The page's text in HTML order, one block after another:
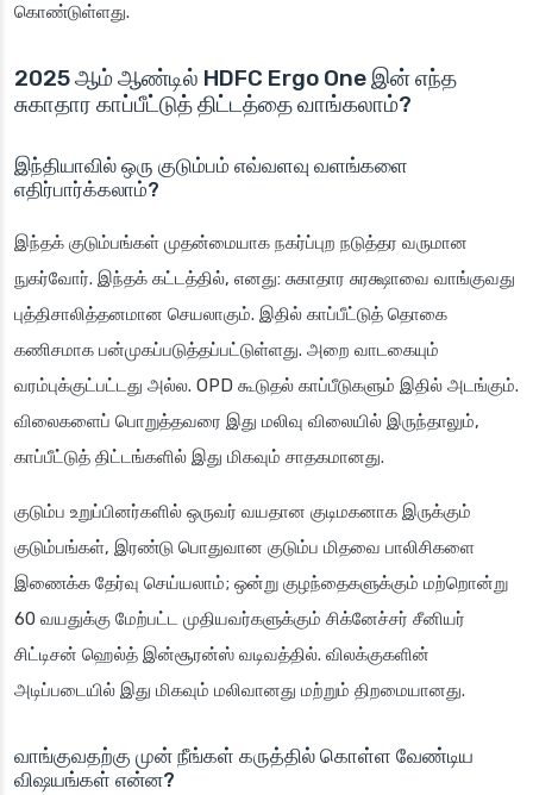
கொண்டுள்ளது.
2025 ஆம் ஆண்டில் HDFC Ergo One இன் எந்த
சுகாதார காப்பீட்டுத் திட்டத்தை வாங்கலாம்?
இந்தியாவில் ஒரு குடும்பம் எவ்வளவு வளங்களை
எதிர்பார்க்கலாம்?
இந்தக் குடும்பங்கள் முதன்மையாக நகர்ப்புற நடுத்தர வருமான
நுகர்வோர். இந்தக் கட்டத்தில், எனது: சுகாதார சுரக்ஷாவை வாங்குவது
புத்திசாலித்தனமான செயலாகும். இதில் காப்பீட்டுத் தொகை
கணிசமாக பன்முகப்படுத்தப்பட்டுள்ளது. அறை வாடகையும்
வரம்புக்குட்பட்டது அல்ல. OPD கூடுதல் காப்பீடுகளும் இதில் அடங்கும்.
விலைகளைப் பொறுத்தவரை இது மலிவு விலையில் இருந்தாலும்,
காப்பீட்டுத் திட்டங்களில் இது மிகவும் சாதகமானது.
குடும்ப உறுப்பினர்களில் ஒருவர் வயதான குடிமகனாக இருக்கும்
குடும்பங்கள், இரண்டு பொதுவான குடும்ப மிதவை பாலிசிகளை
இணைக்க தேர்வு செய்யலாம்; ஒன்று குழந்தைகளுக்கும் மற்றொன்று
60 வயதுக்கு மேற்பட்ட முதியவர்களுக்கும் சிக்னேச்சர் சீனியர்
சிட்டிசன் ஹெல்த் இன்சூரன்ஸ் வடிவத்தில். விலக்குகளின்
அடிப்படையில் இது மிகவும் மலிவானது மற்றும் திறமையானது.
வாங்குவதற்கு முன் நீங்கள் கருத்தில் கொள்ள வேண்டிய
விஷயங்கள் என்ன?